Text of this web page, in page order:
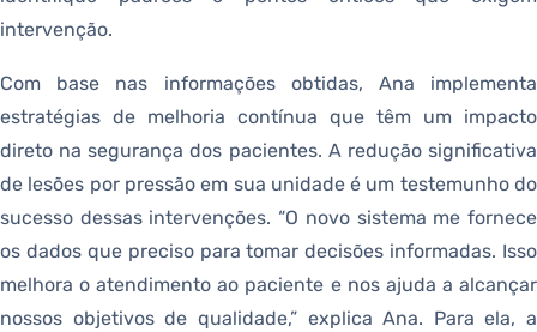
intervenção.
Com base nas informações obtidas, Ana implementa
estratégias de melhoria contínua que têm um impacto
direto na segurança dos pacientes. A redução significativa
de lesões por pressão em sua unidade é um testemunho do
sucesso dessas intervenções. “O novo sistema me fornece
os dados que preciso para tomar decisões informadas. Isso
melhora o atendimento ao paciente e nos ajuda a alcançar
nossos objetivos de qualidade,” explica Ana. Para ela, a